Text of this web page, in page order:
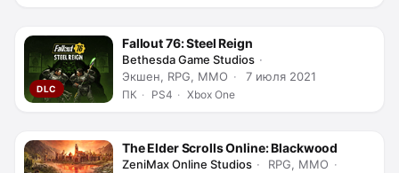
DLC
Fallout 76: Steel Reign
Bethesda Game Studios
Экшен, RPG, MMO
7 июля 2021
ПК PS4 Xbox One
The Elder Scrolls Online: Blackwood
ZeniMax Online Studios
RPG, MMO